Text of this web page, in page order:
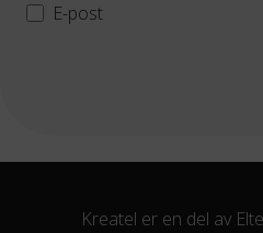
E-post
Kreatel er en del av